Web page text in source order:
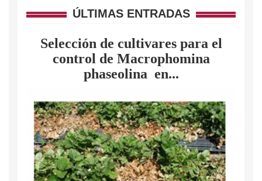
ÚLTIMAS ENTRADAS
Selección de cultivares para el
control de Macrophomina
phaseolina en...